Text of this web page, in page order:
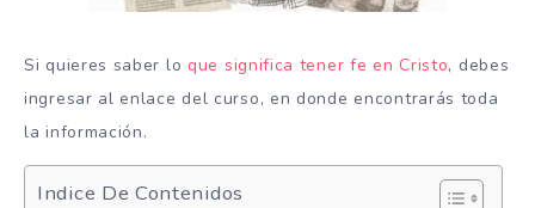
Si quieres saber lo que significa tener fe en Cristo, debes
ingresar al enlace del curso, en donde encontrarás toda
la información.
Indice De Contenidos